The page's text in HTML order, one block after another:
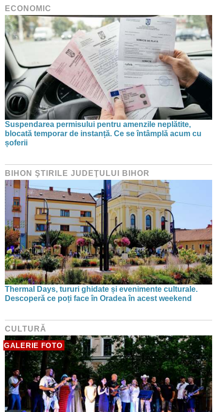
ECONOMIC
Suspendarea permisului pentru amenzile neplătite,
blocată temporar de instanță. Ce se întâmplă acum cu
șoferii
BIHON ŞTIRILE JUDEŢULUI BIHOR
Thermal Days, tururi ghidate și evenimente culturale.
Descoperă ce poți face în Oradea în acest weekend
CULTURĂ
GALERIE FOTO